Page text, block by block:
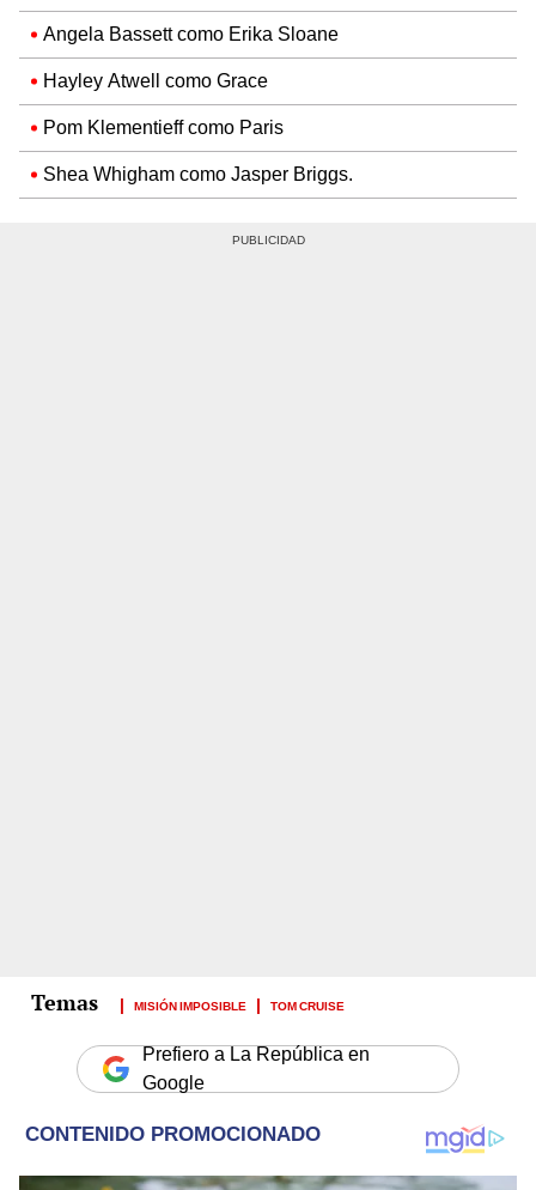
Angela Bassett como Erika Sloane
Hayley Atwell como Grace
Pom Klementieff como Paris
Shea Whigham como Jasper Briggs.
MISIÓN IMPOSIBLE TOM CRUISE
Prefiero a La República en
Google